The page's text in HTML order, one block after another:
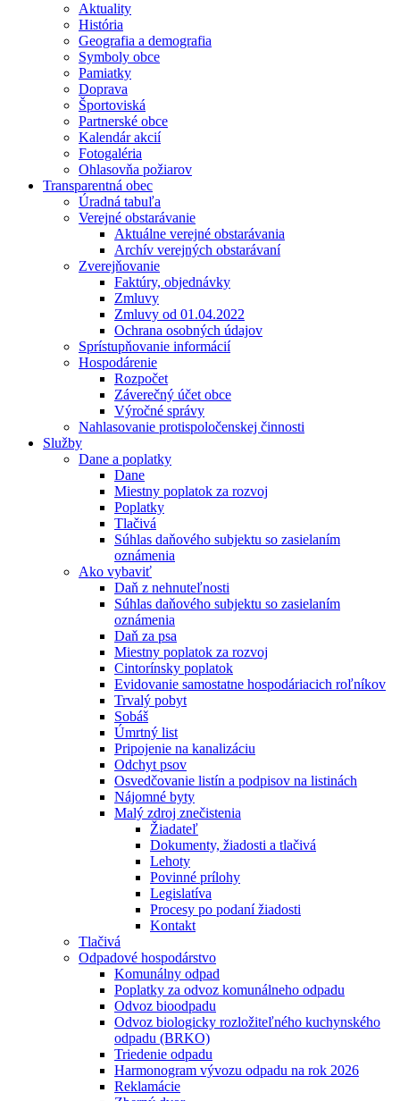
Aktuality
História
Geografia a demografia
Symboly obce
Pamiatky
Doprava
Športoviská
Partnerské obce
Kalendár akcií
Fotogaléria
Ohlasovňa požiarov
Transparentná obec
Úradná tabuľa
Verejné obstarávanie
Aktuálne verejné obstarávania
Archív verejných obstarávaní
Zverejňovanie
Faktúry, objednávky
Zmluvy
Zmluvy od 01.04.2022
Ochrana osobných údajov
Sprístupňovanie informácií
Hospodárenie
Rozpočet
Záverečný účet obce
Výročné správy
Nahlasovanie protispoločenskej činnosti
Služby
Dane a poplatky
Dane
Miestny poplatok za rozvoj
Poplatky
Tlačivá
Súhlas daňového subjektu so zasielaním
oznámenia
Ako vybaviť
Daň z nehnuteľnosti
Súhlas daňového subjektu so zasielaním
oznámenia
Daň za psa
Miestny poplatok za rozvoj
Cintorínsky poplatok
Evidovanie samostatne hospodáriacich roľníkov
Trvalý pobyt
Sobáš
Úmrtný list
Pripojenie na kanalizáciu
Odchyt psov
Osvedčovanie listín a podpisov na listinách
Nájomné byty
Malý zdroj znečistenia
Žiadateľ
Dokumenty, žiadosti a tlačivá
Lehoty
Povinné prílohy
Legislatíva
Procesy po podaní žiadosti
Kontakt
Tlačivá
Odpadové hospodárstvo
Komunálny odpad
Poplatky za odvoz komunálneho odpadu
Odvoz bioodpadu
Odvoz biologicky rozložiteľného kuchynského
odpadu (BRKO)
Triedenie odpadu
Harmonogram vývozu odpadu na rok 2026
Reklamácie